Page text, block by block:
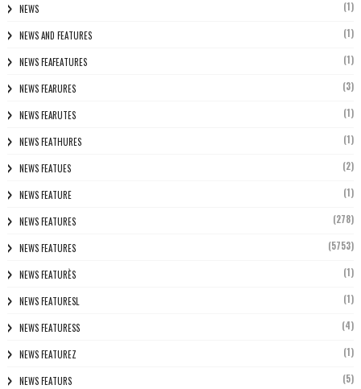
NEWS (1)
NEWS AND FEATURES (1)
NEWS FEAFEATURES (1)
NEWS FEARURES (3)
NEWS FEARUTES (1)
NEWS FEATHURES (1)
NEWS FEATUES (2)
NEWS FEATURE (1)
NEWS FEATURES (278)
NEWS FEATURES (5753)
NEWS FEATURÈS (1)
NEWS FEATURESL (1)
NEWS FEATURESS (4)
NEWS FEATUREZ (1)
NEWS FEATURS (5)